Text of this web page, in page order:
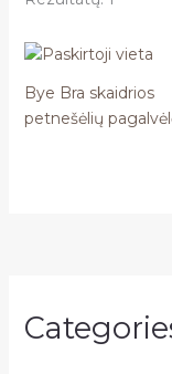
Bye Bra skaidrios
petnešėlių